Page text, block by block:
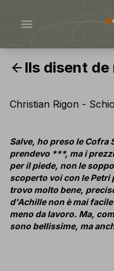
menu
arrow_back Ils disent de
Christian Rigon -
Salve, ho preso le Cofra
prendevo ***, ma i
per il piede, non le
scoperto voi con le Petri
trovo molto bene,
d'Achille non è mai
meno da lavoro. Ma,
sono bellissime, ma